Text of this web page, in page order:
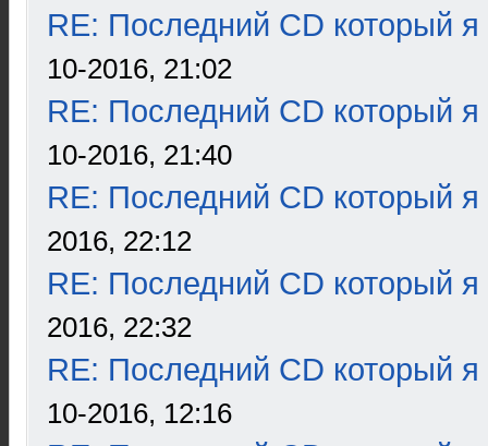
RE: Последний CD который я
10-2016, 21:02
RE: Последний CD который я
10-2016, 21:40
RE: Последний CD который я
2016, 22:12
RE: Последний CD который я
2016, 22:32
RE: Последний CD который я
10-2016, 12:16